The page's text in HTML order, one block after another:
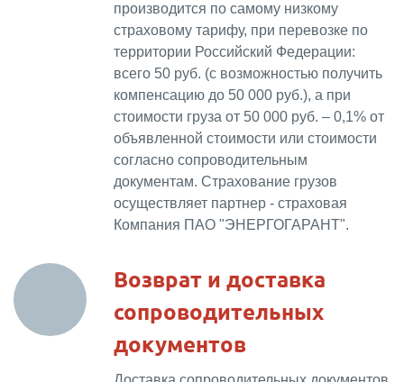
производится по самому низкому
страховому тарифу, при перевозке по
территории Российский Федерации:
всего 50 руб. (с возможностью получить
компенсацию до 50 000 руб.), а при
стоимости груза от 50 000 руб. – 0,1% от
объявленной стоимости или стоимости
согласно сопроводительным
документам. Страхование грузов
осуществляет партнер - страховая
Компания ПАО "ЭНЕРГОГАРАНТ".
Возврат и доставка
сопроводительных
документов